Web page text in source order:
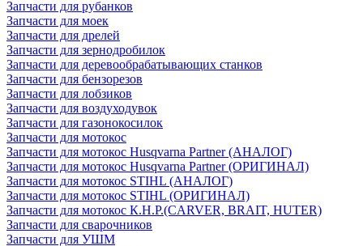
Запчасти для рубанков
Запчасти для моек
Запчасти для дрелей
Запчасти для зернодробилок
Запчасти для деревообрабатывающих станков
Запчасти для бензорезов
Запчасти для лобзиков
Запчасти для воздуходувок
Запчасти для газонокосилок
Запчасти для мотокос
Запчасти для мотокос Husqvarna Partner (АНАЛОГ)
Запчасти для мотокос Husqvarna Partner (ОРИГИНАЛ)
Запчасти для мотокос STIHL (АНАЛОГ)
Запчасти для мотокос STIHL (ОРИГИНАЛ)
Запчасти для мотокос К.Н.Р.(CARVER, BRAIT, HUTER)
Запчасти для сварочников
Запчасти для УШМ